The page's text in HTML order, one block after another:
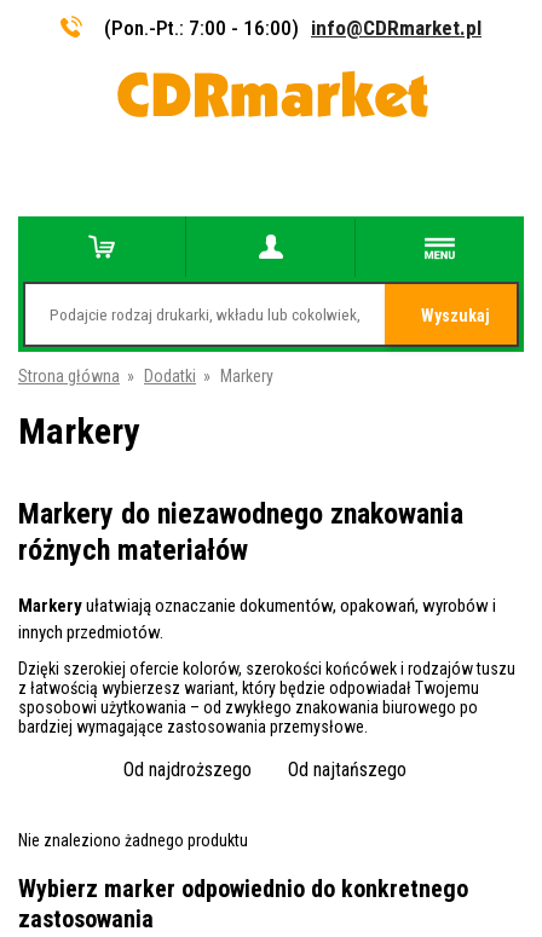
(Pon.-Pt.: 7:00 - 16:00) info@CDRmarket.pl
Wyszukaj
Strona główna » Dodatki » Markery
Markery
Markery do niezawodnego znakowania
różnych materiałów
Markeryułatwiają oznaczanie dokumentów, opakowań, wyrobów i
innych przedmiotów.
Dzięki szerokiej ofercie kolorów, szerokości końcówek i rodzajów tuszu
z łatwością wybierzesz wariant, który będzie odpowiadał Twojemu
sposobowi użytkowania – od zwykłego znakowania biurowego po
bardziej wymagające zastosowania przemysłowe.
Od najdroższego Od najtańszego
Nie znaleziono żadnego produktu
Wybierz marker odpowiednio do konkretnego
zastosowania